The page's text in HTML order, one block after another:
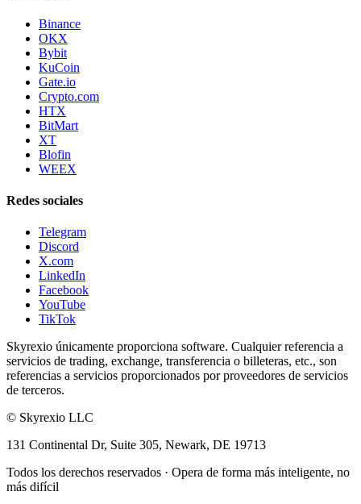
Binance
OKX
Bybit
KuCoin
Gate.io
Crypto.com
HTX
BitMart
XT
Blofin
WEEX
Redes sociales
Telegram
Discord
X.com
LinkedIn
Facebook
YouTube
TikTok
Skyrexio únicamente proporciona software. Cualquier referencia a
servicios de trading, exchange, transferencia o billeteras, etc., son
referencias a servicios proporcionados por proveedores de servicios
de terceros.
© Skyrexio LLC
131 Continental Dr, Suite 305, Newark, DE 19713
Todos los derechos reservados · Opera de forma más inteligente, no
más difícil